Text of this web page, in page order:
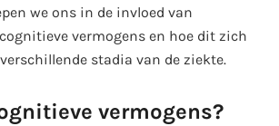
we ons in de invloed van
vermogens en hoe dit zich
stadia van de ziekte.
vermogens?